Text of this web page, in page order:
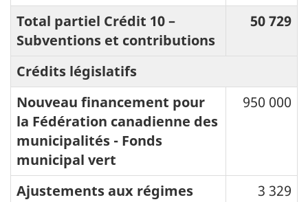
Total partiel Crédit 10 –
Subventions et contributions
50 729
Crédits législatifs
Nouveau financement pour
la Fédération canadienne des
municipalités - Fonds
municipal vert
950 000
Ajustements aux régimes
3 329